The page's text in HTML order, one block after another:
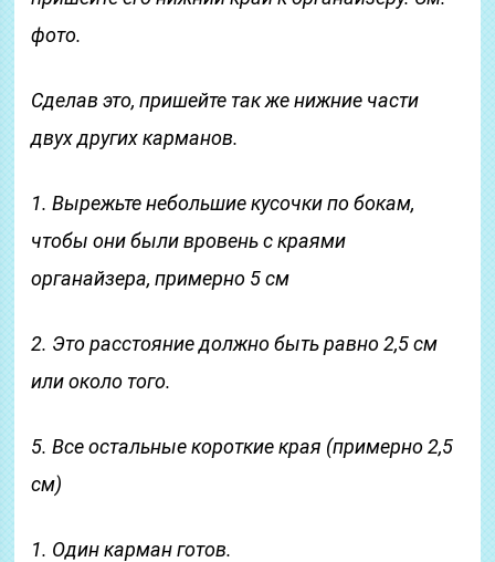
фото.
Сделав это, пришейте так же нижние части
двух других карманов.
1. Вырежьте небольшие кусочки по бокам,
чтобы они были вровень с краями
органайзера, примерно 5 см
2. Это расстояние должно быть равно 2,5 см
или около того.
5. Все остальные короткие края (примерно 2,5
см)
1. Один карман готов.